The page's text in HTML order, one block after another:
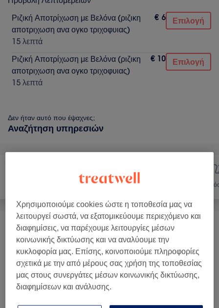
Ριζική Αποτρίχωση με Βελόνα (ριζικη
αποτριχωση ανα ογκο τριχοφυιας)
15 λεπτά
€ 6 Επιλογή
Ριζική Αποτρίχωση με Βελόνα (ριζικη
αποτριχωση ανα ογκο τριχοφυιας)
15 λεπτά
€ 10 Επιλογή
Δεν ήταν αυτό που έψαχνες;
Αναζήτηση υπηρεσιών
Αποτρίχωση
Αποτρίχωση Με Κερί Και Κλωστή (10) από € 7
Αποτρίχωση Laser (10) από € 6
Αξιολογήσεις καταστήματος
Χρησιμοποιούμε cookies ώστε η τοποθεσία μας να
λειτουργεί σωστά, να εξατομικεύουμε περιεχόμενο και
διαφημίσεις, να παρέχουμε λειτουργίες μέσων
κοινωνικής δικτύωσης και να αναλύουμε την
κυκλοφορία μας. Επίσης, κοινοποιούμε πληροφορίες
σχετικά με την από μέρους σας χρήση της τοποθεσίας
μας στους συνεργάτες μέσων κοινωνικής δικτύωσης,
διαφημίσεων και ανάλυσης.